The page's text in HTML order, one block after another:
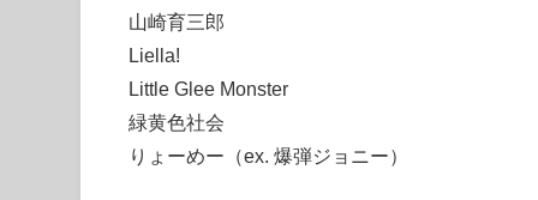
山崎育三郎
Liella!
Little Glee Monster
緑黄色社会
りょーめー（ex. 爆弾ジョニー）